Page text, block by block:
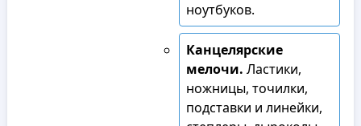
ноутбуков.
Канцелярские
мелочи. Ластики,
ножницы, точилки,
подставки и линейки,